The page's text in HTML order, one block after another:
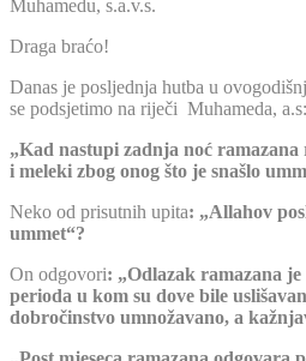
Muhamedu, s.a.v.s.
Draga braćo!
Danas je posljednja hutba u
se podsjetimo na riječi Muhameda, a.s:
„Kad nastupi zadnja noć ramazana
i meleki zbog onog što je snašlo
Neko od prisutnih upita: „Allahov
ummet“?
On odgovori: „Odlazak ramazana
perioda u kom su dove bile
dobročinstvo umnožavano, a